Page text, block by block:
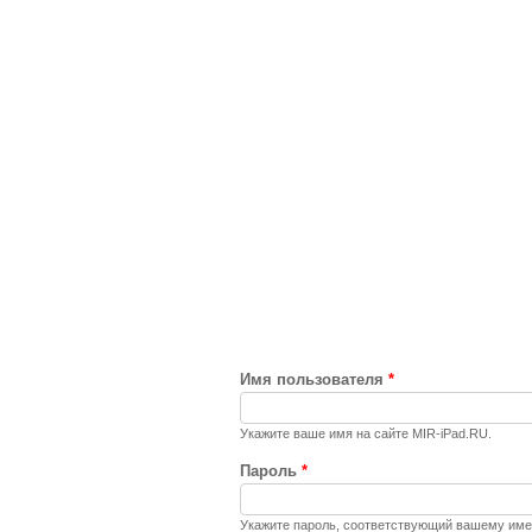
Имя пользователя *
Укажите ваше имя на сайте MIR-iPad.RU.
Пароль *
Укажите пароль, соответствующий вашему